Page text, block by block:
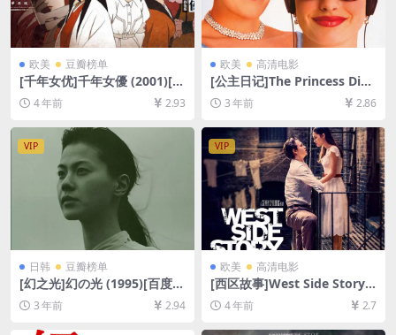
欧美 豆瓣榜单
[千年女优]千年女優 (2001)[百
度网盘+迅雷云盘资源1080P
超清未删减][MP4/6.2GB][日
语中字]
4 年前 2.93
欧美 高清电影
[公主日记]The Princess Diari
es (2001)[百度网盘+迅雷云盘
资源1080P超清未删减][MP4/
7GB][中英字幕]
3 年前 2.86
VIP
日韩 豆瓣榜单
[幻之光]幻の光 (1995)[百度网
盘+夸克网盘1080P超清未删
减资源][网盘在线播放/下载]
[MP4/7.1GB][中文字幕]
3 年前 2.94
VIP
欧美 高清电影
[西区故事]West Side Story
(2021)[百度网盘+迅雷云盘资
源1080P超清未删减][MP4/10
GB][中文字幕]
4 年前 2.7